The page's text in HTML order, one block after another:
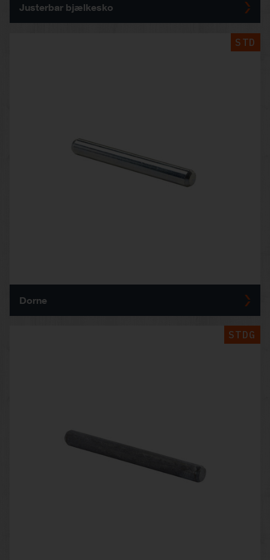
Justerbar bjælkesko
STD
Dorne
STDG